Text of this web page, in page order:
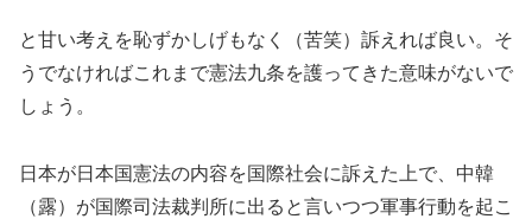
と甘い考えを恥ずかしげもなく（苦笑）訴えれば良い。そ
うでなければこれまで憲法九条を護ってきた意味がないで
しょう。
日本が日本国憲法の内容を国際社会に訴えた上で、中韓
（露）が国際司法裁判所に出ると言いつつ軍事行動を起こ